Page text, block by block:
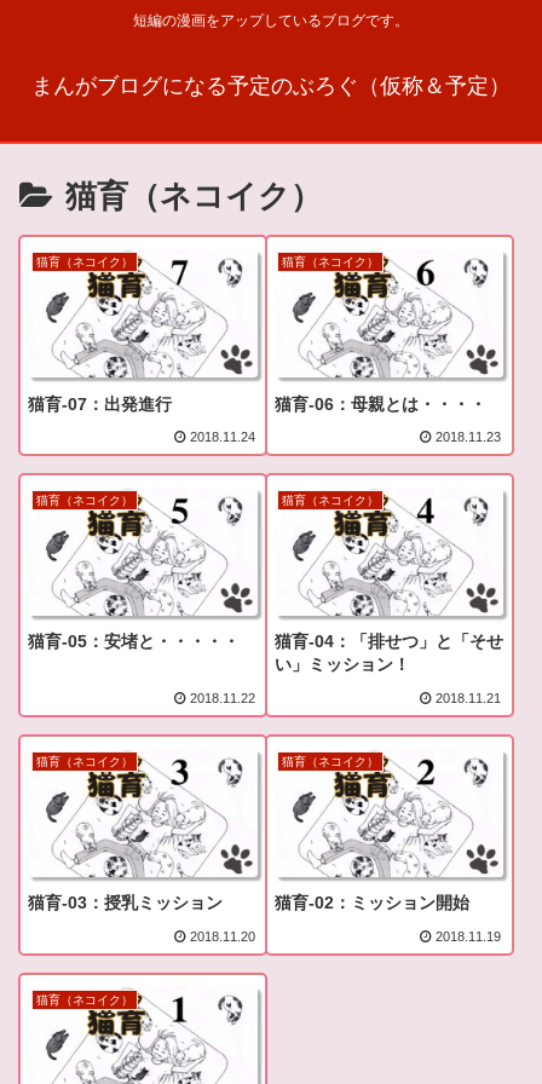
短編の漫画をアップしているブログです。
まんがブログになる予定のぶろぐ（仮称＆予定）
猫育（ネコイク）
猫育（ネコイク）
猫育-07：出発進行
2018.11.24
猫育（ネコイク）
猫育-06：母親とは・・・・
2018.11.23
猫育（ネコイク）
猫育-05：安堵と・・・・・
2018.11.22
猫育（ネコイク）
猫育-04：「排せつ」と「そせ
い」ミッション！
2018.11.21
猫育（ネコイク）
猫育-03：授乳ミッション
2018.11.20
猫育（ネコイク）
猫育-02：ミッション開始
2018.11.19
猫育（ネコイク）